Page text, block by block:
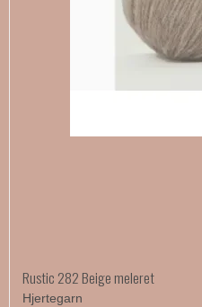
Rustic 282 Beige meleret
Hjertegarn